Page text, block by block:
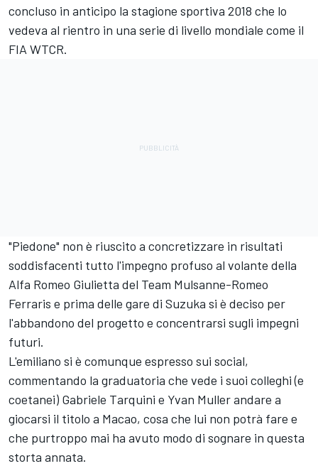
concluso in anticipo la stagione sportiva 2018 che lo
vedeva al rientro in una serie di livello mondiale come il
FIA WTCR.
"Piedone" non è riuscito a concretizzare in risultati
soddisfacenti tutto l'impegno profuso al volante della
Alfa Romeo Giulietta del Team Mulsanne-Romeo
Ferraris e prima delle gare di Suzuka si è deciso per
l'abbandono del progetto e concentrarsi sugli impegni
futuri.
L'emiliano si è comunque espresso sui social,
commentando la graduatoria che vede i suoi colleghi (e
coetanei) Gabriele Tarquini e Yvan Muller andare a
giocarsi il titolo a Macao, cosa che lui non potrà fare e
che purtroppo mai ha avuto modo di sognare in questa
storta annata.